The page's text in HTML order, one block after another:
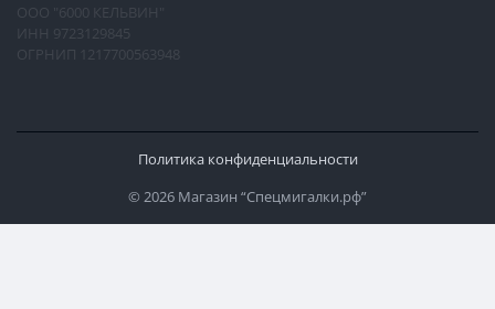
ООО "6000 КЕЛЬВИН"
ИНН 9723129845
ОГРНИП 1217700563948
Политика конфиденциальности
© 2026 Магазин “Спецмигалки.рф”